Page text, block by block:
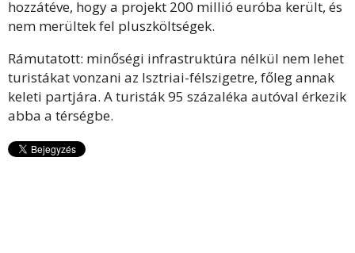
hozzátéve, hogy a projekt 200 millió euróba került, és
nem merültek fel pluszköltségek.
Rámutatott: minőségi infrastruktúra nélkül nem lehet
turistákat vonzani az Isztriai-félszigetre, főleg annak
keleti partjára. A turisták 95 százaléka autóval érkezik
abba a térségbe.